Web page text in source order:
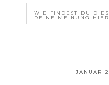
WIE FINDEST DU
DEINE MEINUNG
JANUAR